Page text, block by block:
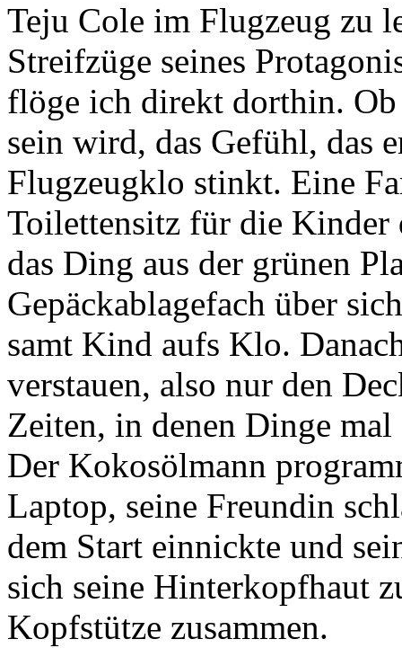
Teju Cole im Flugzeug zu
Streifzüge seines
flöge ich direkt dorthin. Ob
sein wird, das Gefühl, das
Flugzeugklo stinkt. Eine
Toilettensitz für die
das Ding aus der grünen
Gepäckablagefach über
samt Kind aufs Klo.
verstauen, also nur den
Zeiten, in denen Dinge mal
Der Kokosölmann
Laptop, seine Freundin
dem Start einnickte und
sich seine Hinterkopfhaut
Kopfstütze zusammen.